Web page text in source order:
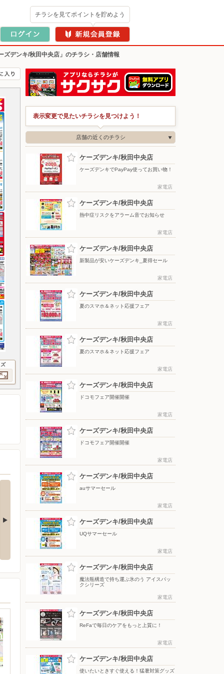
チラシを見てポイントを貯めよう
ズデンキ/秋田中央店」のチラシ・店舗情報
フェア 夏のスマホ＆ネット応援フェア
表示変更で見たいチラシを見つけよう！
店舗の近くのチラシ
ケーズデンキ/秋田中央店
ケーズデンキでPayPay使ってお買い物！
家電店
ケーズデンキ/秋田中央店
熱中症リスクをアラーム音でお知らせ
家電店
ケーズデンキ/秋田中央店
新製品が安いケーズデンキ_夏得セール
家電店
ケーズデンキ/秋田中央店
夏のスマホ＆ネット応援フェア
家電店
ケーズデンキ/秋田中央店
夏のスマホ＆ネット応援フェア
家電店
ケーズデンキ/秋田中央店
ドコモフェア開催開催
家電店
ケーズデンキ/秋田中央店
ドコモフェア開催開催
家電店
ケーズデンキ/秋田中央店
auサマーセール
家電店
ケーズデンキ/秋田中央店
UQサマーセール
家電店
ケーズデンキ/秋田中央店
魔法瓶構造で持ち運ぶ氷のう アイスパッ
クシリーズ
家電店
ケーズデンキ/秋田中央店
ReFaで毎日のケアをもっと上質に！
家電店
ケーズデンキ/秋田中央店
使いたいときすぐ使える！猛暑対策グッズ